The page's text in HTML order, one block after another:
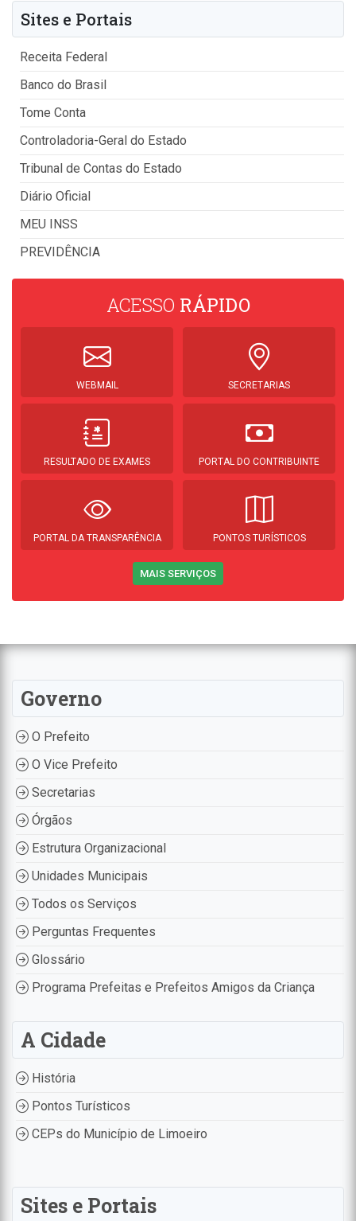
Sites e Portais
Receita Federal
Banco do Brasil
Tome Conta
Controladoria-Geral do Estado
Tribunal de Contas do Estado
Diário Oficial
MEU INSS
PREVIDÊNCIA
ACESSO RÁPIDO
WEBMAIL SECRETARIAS
RESULTADO DE EXAMES PORTAL DO CONTRIBUINTE
PORTAL DA TRANSPARÊNCIA PONTOS TURÍSTICOS
MAIS SERVIÇOS
Governo
O Prefeito
O Vice Prefeito
Secretarias
Órgãos
Estrutura Organizacional
Unidades Municipais
Todos os Serviços
Perguntas Frequentes
Glossário
Programa Prefeitas e Prefeitos Amigos da Criança
A Cidade
História
Pontos Turísticos
CEPs do Município de Limoeiro
Sites e Portais